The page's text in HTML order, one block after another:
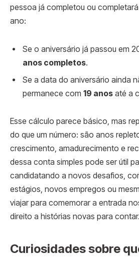
pessoa já completou ou
ano:
Se o aniversário já passou em
anos completos.
Se a data do aniversário ainda
permanece com 19 anos até a
Esse cálculo parece básico, mas
do que um número: são anos
crescimento, amadurecimento e
dessa conta simples pode ser útil
candidatando a novos desafios,
estágios, novos empregos ou
viajar para comemorar a entrada
direito a histórias novas para contar.
Curiosidades sobre